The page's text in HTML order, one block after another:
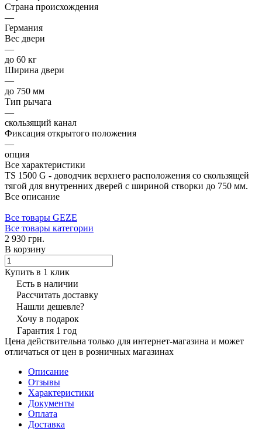
Страна происхождения
—
Германия
Вес двери
—
до 60 кг
Ширина двери
—
до 750 мм
Тип рычага
—
скользящий канал
Фиксация открытого положения
—
опция
Все характеристики
TS 1500 G - доводчик верхнего расположения со скользящей
тягой для внутренних дверей с шириной створки до 750 мм.
Все описание
Все товары GEZE
Все товары категории
2 930 грн.
В корзину
Купить в 1 клик
Есть в наличии
Рассчитать доставку
Нашли дешевле?
Хочу в подарок
Гарантия 1 год
Цена действительна только для интернет-магазина и может
отличаться от цен в розничных магазинах
Описание
Отзывы
Характеристики
Документы
Оплата
Доставка